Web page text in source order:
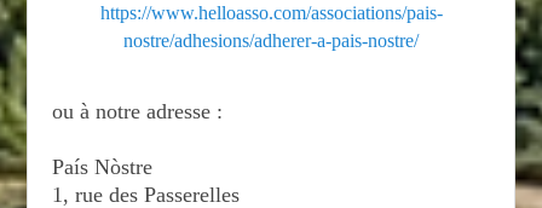
https://www.helloasso.com/associations/pais-
nostre/adhesions/adherer-a-pais-nostre/
ou à notre adresse :
País Nòstre
1, rue des Passerelles